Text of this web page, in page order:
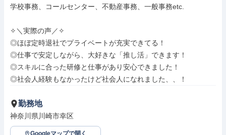
学校事務、コールセンター、不動産事務、一般事務etc.
✧＼実際の声／✧
◎ほぼ定時退社でプライベートが充実できてる！
◎仕事で安定しながら、大好きな「推し活」できます！
◎スキルに合った研修と仕事があり安心できました！
◎社会人経験もなかったけど社会人になれました、、！
勤務地
神奈川県川崎市幸区
Googleマップで開く